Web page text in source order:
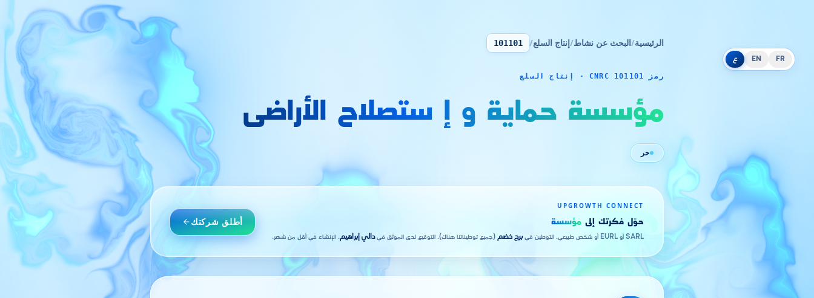
FR
EN ع
الرئيسية/البحث عن نشاط/إنتاج السلع/
101101
رمز CNRC 101101 · إنتاج السلع
مؤسسة حماية و إ ستصلاح الأراضي
حر
UPGROWTH CONNECT
حوّل فكرتك إلى مؤسسة
SARL أو EURL أو شخص طبيعي. التوطين في برج خضم (جميع توطيناتنا هناك). التوقيع لدى الموثق فيدالي إبراهيم. الإنشاء في أقل من شهر.
أطلق شركتك